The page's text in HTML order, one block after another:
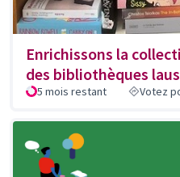
Enrichissons la
des bibliothèques
5 mois restant Votez